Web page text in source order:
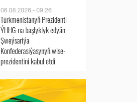
06.08.2026 - 09:26
Türkmenistanyň Prezidenti
ÝHHG-na başlyklyk edýän
Şweýsariýa
Konfederasiýasynyň wise-
prezidentini kabul etdi